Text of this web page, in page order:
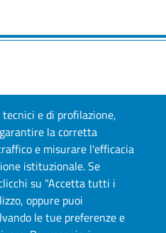
e di profilazione,
la corretta
e misurare l'efficacia
istituzionale. Se
su "Accetta tutti i
oppure puoi
le tue preferenze e
Grugliasco, TO
(PEC):